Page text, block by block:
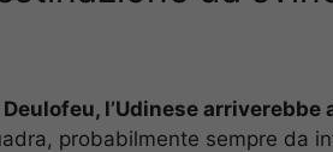
Deulofeu, l’Udinese arriverebbe
probabilmente sempre da